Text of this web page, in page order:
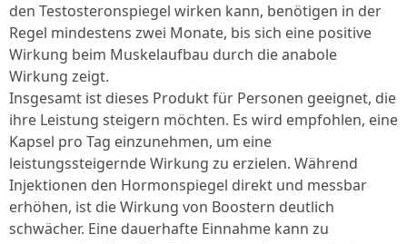
den Testosteronspiegel wirken kann, benötigen in der
Regel mindestens zwei Monate, bis sich eine positive
Wirkung beim Muskelaufbau durch die anabole
Wirkung zeigt.
Insgesamt ist dieses Produkt für Personen geeignet, die
ihre Leistung steigern möchten. Es wird empfohlen, eine
Kapsel pro Tag einzunehmen, um eine
leistungssteigernde Wirkung zu erzielen. Während
Injektionen den Hormonspiegel direkt und messbar
erhöhen, ist die Wirkung von Boostern deutlich
schwächer. Eine dauerhafte Einnahme kann zu